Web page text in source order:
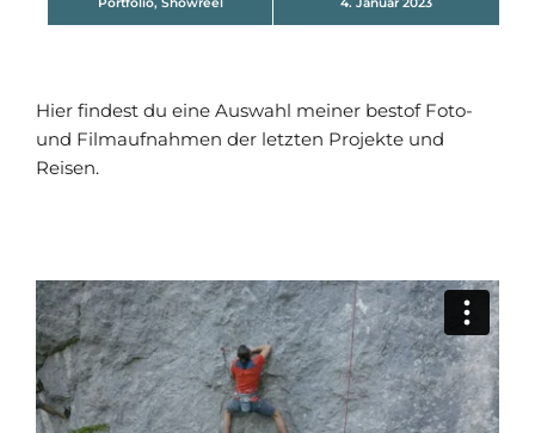
Hier findest du eine Auswahl meiner bestof Foto-
und Filmaufnahmen der letzten Projekte und
Reisen.